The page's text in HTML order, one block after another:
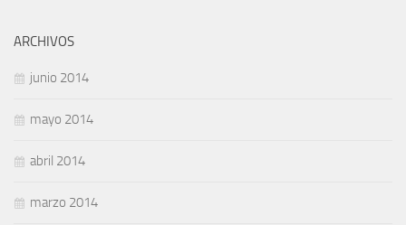
ARCHIVOS
junio 2014
mayo 2014
abril 2014
marzo 2014